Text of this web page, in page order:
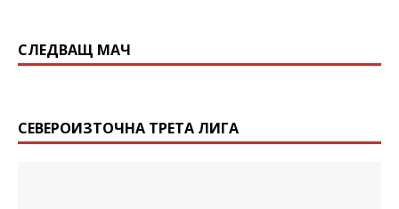
СЛЕДВАЩ МАЧ
СЕВЕРОИЗТОЧНА ТРЕТА ЛИГА